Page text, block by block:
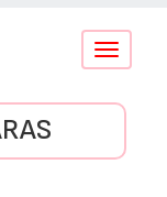
Conmutar